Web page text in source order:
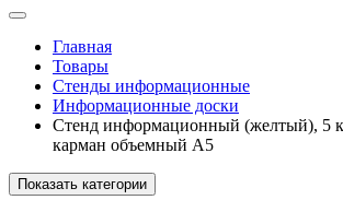
Главная
Товары
Стенды информационные
Информационные доски
Стенд информационный (желтый), 5
карман объемный А5
Показать категории